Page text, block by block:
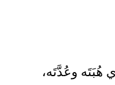
هُبَتَه وعُدَّتَه،